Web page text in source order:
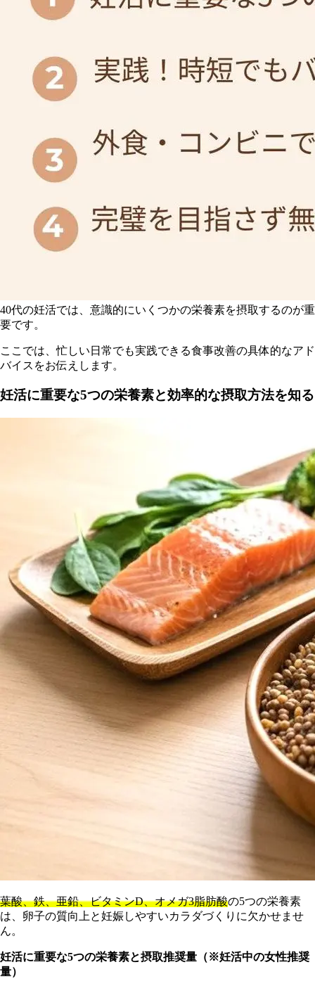
40代の妊活では、意識的にいくつかの栄養素を摂取するのが重
要です。
ここでは、忙しい日常でも実践できる食事改善の具体的なアド
バイスをお伝えします。
妊活に重要な5つの栄養素と効率的な摂取方法を知る
葉酸、鉄、亜鉛、ビタミンD、オメガ3脂肪酸の5つの栄養素
は、卵子の質向上と妊娠しやすいカラダづくりに欠かせませ
ん。
妊活に重要な5つの栄養素と摂取推奨量（※妊活中の女性推奨
量）